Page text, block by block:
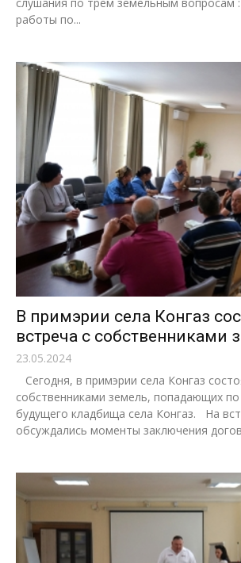
работы по...
В примэрии села Конгаз
встреча с собственниками
23.05.2024
Сегодня, в примэрии села Конгаз
собственниками земель, попадающих
будущего кладбища села Конгаз. На
обсуждались моменты заключения